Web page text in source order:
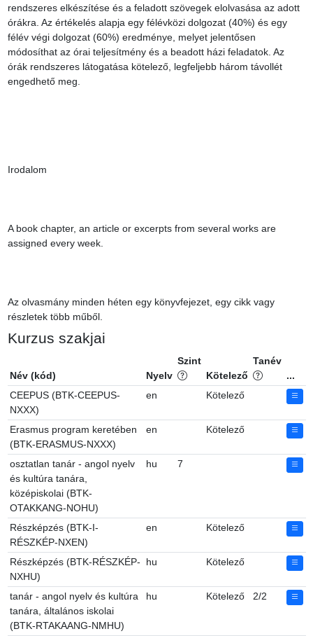
rendszeres elkészítése és a feladott szövegek elolvasása az adott
órákra. Az értékelés alapja egy félévközi dolgozat (40%) és egy
félév végi dolgozat (60%) eredménye, melyet jelentősen
módosíthat az órai teljesítmény és a beadott házi feladatok. Az
órák rendszeres látogatása kötelező, legfeljebb három távollét
engedhető meg.
Irodalom
A book chapter, an article or excerpts from several works are
assigned every week.
Az olvasmány minden héten egy könyvfejezet, egy cikk vagy
részletek több műből.
Kurzus szakjai
Név (kód) Nyelv
Szint
Kötelező
Tanév
...
CEEPUS (BTK-CEEPUS-
NXXX)
en Kötelező
Erasmus program keretében
(BTK-ERASMUS-NXXX)
en Kötelező
osztatlan tanár - angol nyelv
és kultúra tanára,
középiskolai (BTK-
OTAKKANG-NOHU)
hu 7
Részképzés (BTK-I-
RÉSZKÉP-NXEN)
en Kötelező
Részképzés (BTK-RÉSZKÉP-
NXHU)
hu Kötelező
tanár - angol nyelv és kultúra
tanára, általános iskolai
(BTK-RTAKAANG-NMHU)
hu Kötelező 2/2